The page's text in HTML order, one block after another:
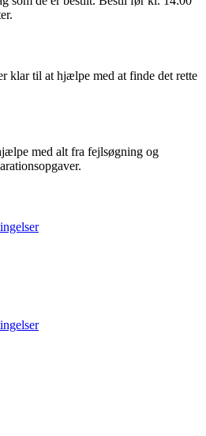
klar til at hjælpe med at finde det rette
med alt fra fejlsøgning og